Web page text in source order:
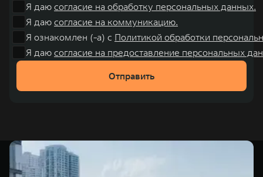
WEY 80
Масштаб возможностей
от 6 449 000 ₽
WEY 80
Масштаб
от 8 099
Я даю согласие на обработку персональных данных.
Я даю согласие на коммуникацию.
Я ознакомлен (-а) с Политикой обработки
Я даю согласие на предоставление персональных
Отправить